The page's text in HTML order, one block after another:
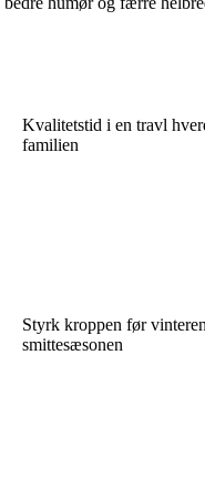
Kvalitetstid i en travl
familien
Styrk kroppen før
smittesæsonen